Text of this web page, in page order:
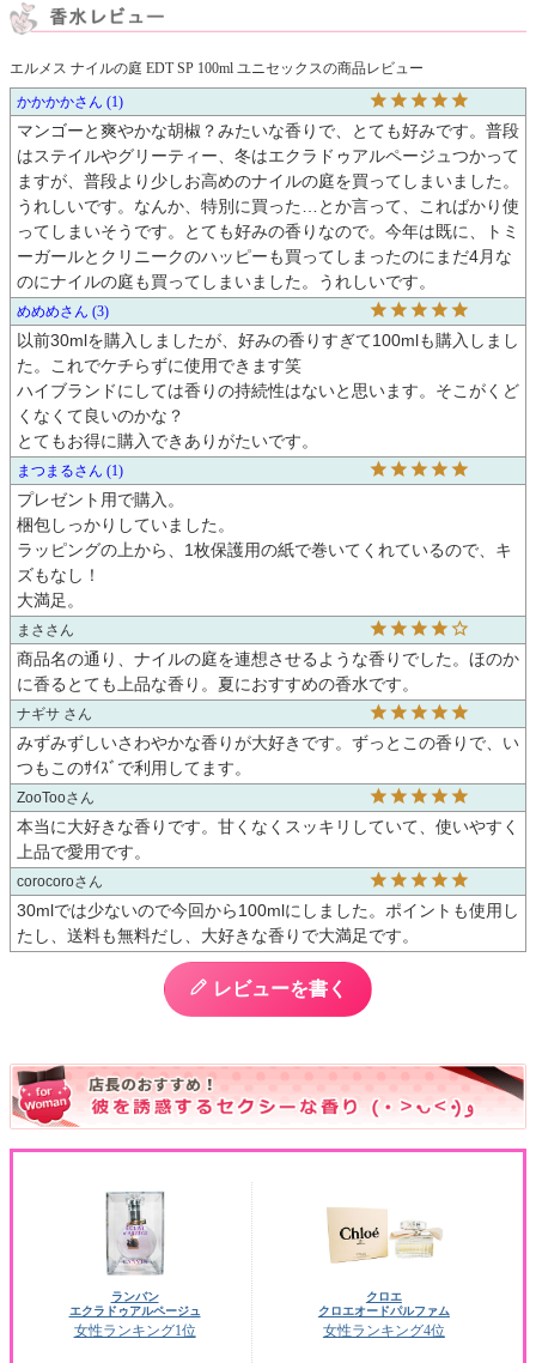
エルメス ナイルの庭 EDT SP 100ml ユニセックスの商品レビュー
かかかか
1
マンゴーと爽やかな胡椒？みたいな香りで、とても好みです。普段
はステイルやグリーティー、冬はエクラドゥアルページュつかって
ますが、普段より少しお高めのナイルの庭を買ってしまいました。
うれしいです。なんか、特別に買った…とか言って、こればかり使
ってしまいそうです。とても好みの香りなので。今年は既に、トミ
ーガールとクリニークのハッピーも買ってしまったのにまだ4月な
のにナイルの庭も買ってしまいました。うれしいです。
めめめ 3
以前30mlを購入しましたが、好みの香りすぎて100mlも購入しまし
た。これでケチらずに使用できます笑
ハイブランドにしては香りの持続性はないと思います。そこがくど
くなくて良いのかな？
とてもお得に購入できありがたいです。
まつまる 1
プレゼント用で購入。
梱包しっかりしていました。
ラッピングの上から、1枚保護用の紙で巻いてくれているので、キ
ズもなし！
大満足。
まさ
商品名の通り、ナイルの庭を連想させるような香りでした。ほのか
に香るとても上品な香り。夏におすすめの香水です。
ナギサ
みずみずしいさわやかな香りが大好きです。ずっとこの香りで、い
つもこのｻｲｽﾞで利用してます。
ZooToo
本当に大好きな香りです。甘くなくスッキリしていて、使いやすく
上品で愛用です。
corocoro
30mlでは少ないので今回から100mlにしました。ポイントも使用し
たし、送料も無料だし、大好きな香りで大満足です。
レビューを書く
ランバン
エクラドゥアルページュ
女性ランキング1位
クロエ
クロエオードパルファム
女性ランキング4位